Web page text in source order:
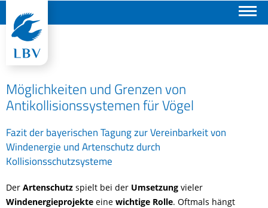
Möglichkeiten und Grenzen von
Antikollisionssystemen für Vögel
Fazit der bayerischen Tagung zur Vereinbarkeit von
Windenergie und Artenschutz durch
Kollisionsschutzsysteme
Der Artenschutz spielt bei der Umsetzung vieler
Windenergieprojekte eine wichtige Rolle. Oftmals hängt